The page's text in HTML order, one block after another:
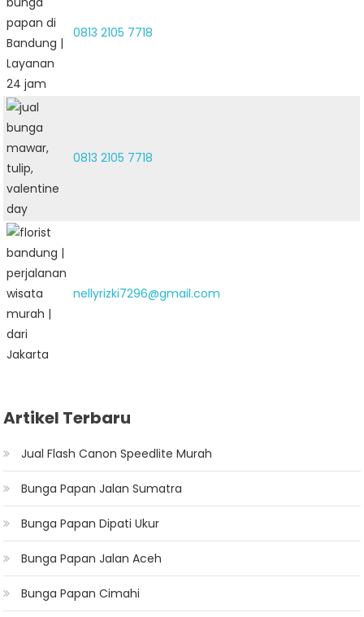
0813 2105 7718
0813 2105 7718
nellyrizki7296@gmail.com
Artikel Terbaru
Jual Flash Canon Speedlite Murah
Bunga Papan Jalan Sumatra
Bunga Papan Dipati Ukur
Bunga Papan Jalan Aceh
Bunga Papan Cimahi